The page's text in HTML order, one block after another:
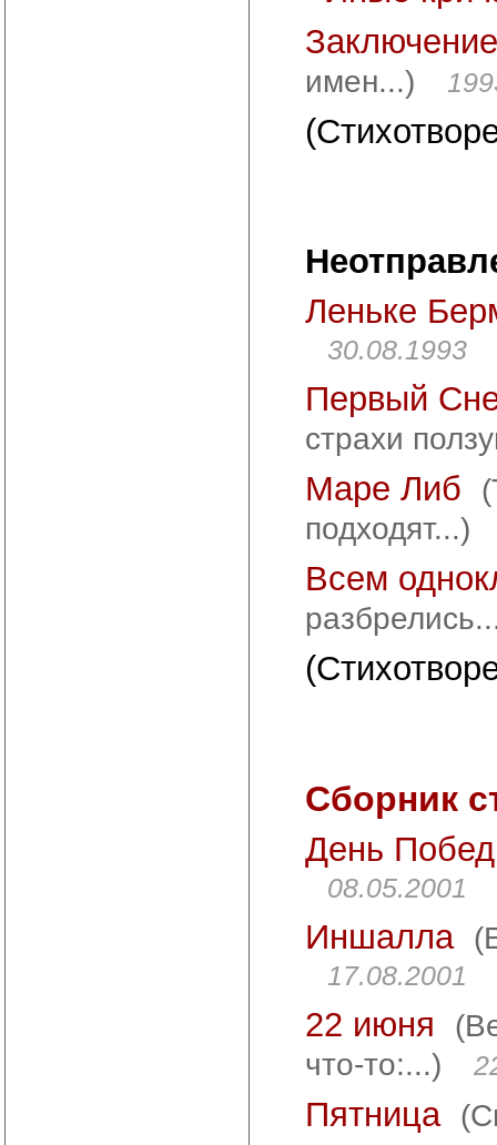
Заключение
имен...)
Леньке
30.08.1993
Первый
страхи
Маре Либ
подходят...)
Всем
Сборник
День
08.05.2001
Иншалла
17.08.2001
22 июня
что-то:...)
Пятница